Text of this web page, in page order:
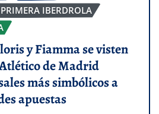
PRIMERA IBERDROLA
y Fiamma se visten
de Madrid
más simbólicos a
apuestas